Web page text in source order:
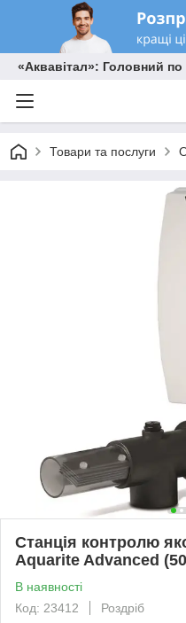
«Аквавітал»: Головний
Товари та послуги
Станція контролю
Aquarite Advanced
В наявності
Код: 23412
Роздріб